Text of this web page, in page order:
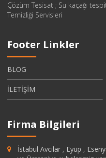
Çözüm Tesisat ; Su kaçağı
Temizliği Servisleri
Footer Linkler
BLOG
İLETİŞİM
Firma Bilgileri
İstabul Avcılar , Eyüp ,